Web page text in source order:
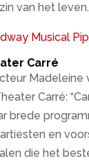
van het leven.
Musical
Carré
Madeleine
Carré:
brede
en
die het